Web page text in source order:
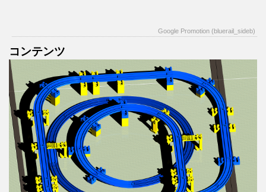
Google Promotion (bluerail_sideb)
コンテンツ